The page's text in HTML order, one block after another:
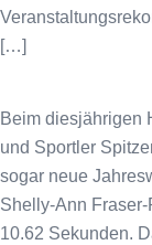
[…]
Beim diesjährigen
und Sportler
sogar neue
Shelly-Ann
10.62 Sekunden.